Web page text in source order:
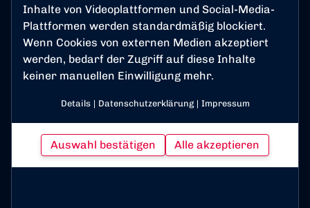
Inhalte von Videoplattformen und Social-Media-
Plattformen werden standardmäßig blockiert.
Wenn Cookies von externen Medien akzeptiert
werden, bedarf der Zugriff auf diese Inhalte
keiner manuellen Einwilligung mehr.
Details | Datenschutzerklärung | Impressum
Auswahl bestätigen Alle akzeptieren
Tickets für Heim-Fans: Haupttribüne Block A-F
(Haupteingang/West)
Tickets für Gästefan: Haupttribüne Block G/H
(Eingang Nord)
Kinder bis einschließlich 14 Jahre genießen freien
Die Tageskasse (Kassencontainer) für Heim-Fans